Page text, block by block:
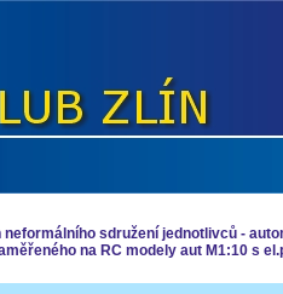
sdružení jednotlivců -
na RC modely aut M1:10 s